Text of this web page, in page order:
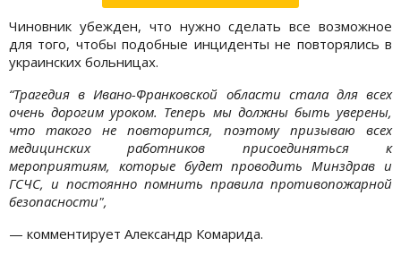
Чиновник убежден, что нужно сделать все возможное
для того, чтобы подобные инциденты не повторялись в
украинских больницах.
“Трагедия в Ивано-Франковской области стала для всех
очень дорогим уроком. Теперь мы должны быть уверены,
что такого не повторится, поэтому призываю всех
медицинских работников присоединяться к
мероприятиям, которые будет проводить Минздрав и
ГСЧС, и постоянно помнить правила противопожарной
безопасности",
— комментирует Александр Комарида.